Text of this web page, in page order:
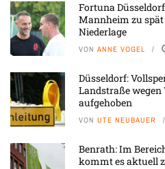
Fortuna
Mannheim zu spät
Niederlage
VON ANNE VOGEL
Düsseldorf:
Landstraße
aufgehoben
VON UTE NEUBAUER
Benrath: Im
kommt es aktuell